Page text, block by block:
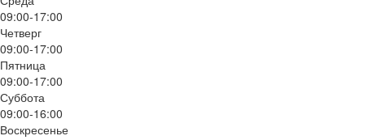
09:00-17:00
Четверг
09:00-17:00
Пятница
09:00-17:00
Суббота
09:00-16:00
Воскресенье